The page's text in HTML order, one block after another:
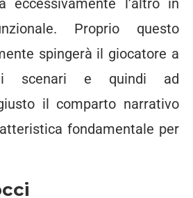
eccessivamente l’altro in
Proprio questo
spingerà il giocatore a
scenari e quindi ad
il comparto narrativo
fondamentale per